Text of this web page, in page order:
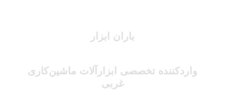
باران ابزار
واردکننده تخصصی ابزارآلات ماشین‌کاری
غربی